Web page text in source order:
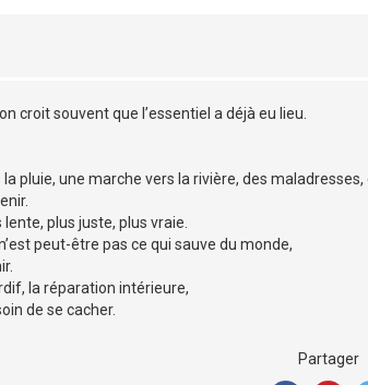
croit souvent que l’essentiel a déjà eu lieu.
pluie, une marche vers la rivière, des maladresses,
plus juste, plus vraie.
peut-être pas ce qui sauve du monde,
la réparation intérieure,
de se cacher.
Partager